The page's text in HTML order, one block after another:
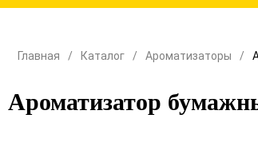
Главная Каталог Ароматизаторы
Ароматизатор